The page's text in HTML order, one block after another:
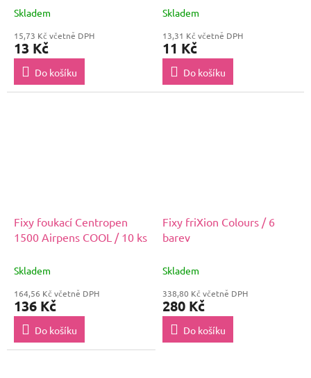
Skladem
15,73 Kč včetně DPH
13 Kč
Do košíku
Skladem
13,31 Kč včetně DPH
11 Kč
Do košíku
Fixy foukací Centropen
1500 Airpens COOL / 10 ks
Skladem
164,56 Kč včetně DPH
136 Kč
Do košíku
Fixy friXion Colours / 6
barev
Skladem
338,80 Kč včetně DPH
280 Kč
Do košíku